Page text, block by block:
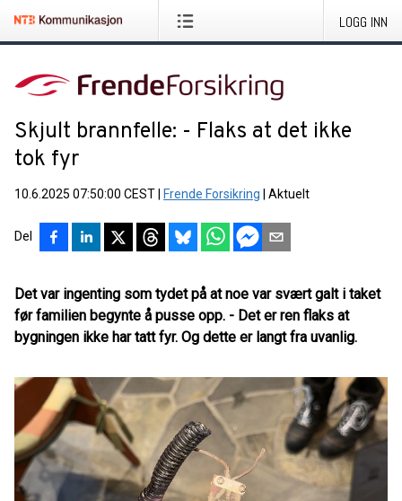
LOGG INN
Skjult brannfelle: - Flaks at det ikke
tok fyr
10.6.2025 07:50:00 CEST Frende Forsikring Aktuelt
Del
Det var ingenting som tydet på at noe var svært galt i taket
før familien begynte å pusse opp. - Det er ren flaks at
bygningen ikke har tatt fyr. Og dette er langt fra uvanlig.